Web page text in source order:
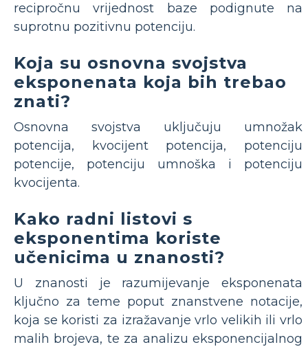
recipročnu vrijednost baze podignute na
suprotnu pozitivnu potenciju.
Koja su osnovna svojstva
eksponenata koja bih trebao
znati?
Osnovna svojstva uključuju umnožak
potencija, kvocijent potencija, potenciju
potencije, potenciju umnoška i potenciju
kvocijenta.
Kako radni listovi s
eksponentima koriste
učenicima u znanosti?
U znanosti je razumijevanje eksponenata
ključno za teme poput znanstvene notacije,
koja se koristi za izražavanje vrlo velikih ili vrlo
malih brojeva, te za analizu eksponencijalnog